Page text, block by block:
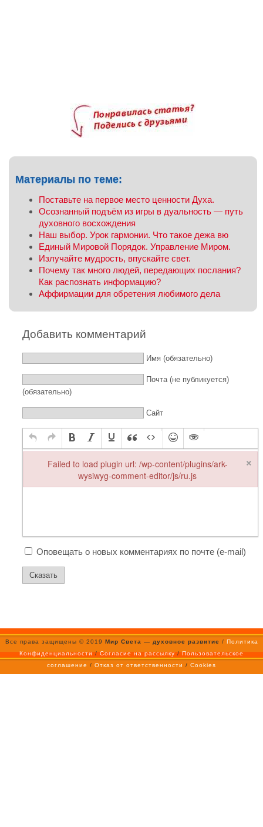
Материалы по теме:
Поставьте на первое место ценности Духа.
Осознанный подъём из игры в дуальность — путь
духовного восхождения
Наш выбор. Урок гармонии. Что такое дежа вю
Единый Мировой Порядок. Управление Миром.
Излучайте мудрость, впускайте свет.
Почему так много людей, передающих послания?
Как распознать информацию?
Аффирмации для обретения любимого дела
Добавить комментарий
Имя (обязательно)
Почта (не публикуется)
(обязательно)
Сайт
Оповещать о новых комментариях по почте (e-mail)
Все права защищены © 2019 Мир Света — духовное развитие / Политика
Конфиденциальности/Согласие на рассылку/Пользовательское
соглашение / Отказ от ответственности / Cookies
Failed to load plugin url: /wp-content/plugins/ark-
wysiwyg-comment-editor/js/ru.js
×
Failed to load plugin url: /wp-content/plugins/ark-wysiwyg-